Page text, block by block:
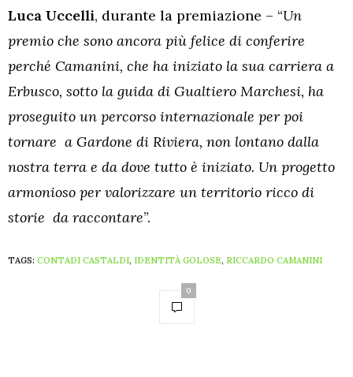
Luca Uccelli, durante la premiazione – “Un
premio che sono ancora più felice di conferire
perché Camanini, che ha iniziato la sua carriera a
Erbusco, sotto la guida di Gualtiero Marchesi, ha
proseguito un percorso internazionale per poi
tornare a Gardone di Riviera, non lontano dalla
nostra terra e da dove tutto è iniziato. Un progetto
armonioso per valorizzare un territorio ricco di
storie da raccontare”.
TAGS: CONTADI CASTALDI, IDENTITÀ GOLOSE, RICCARDO CAMANINI
0